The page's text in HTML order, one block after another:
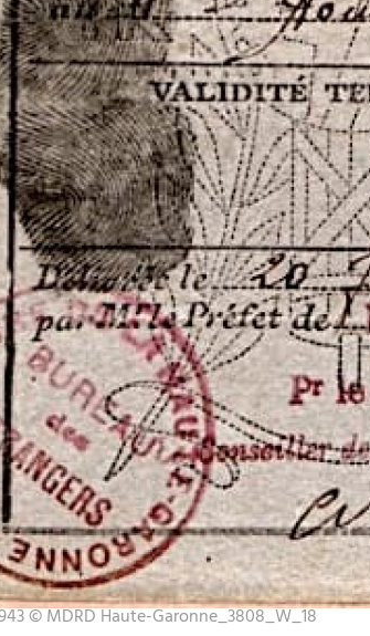
© MDRD Haute-Garonne_3808_W_18